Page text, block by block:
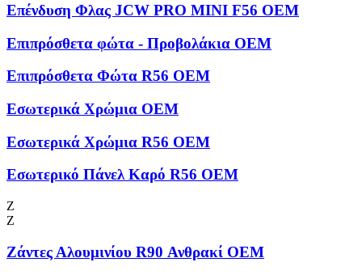
Επένδυση Φλας JCW PRO MINI F56 OEM
Επιπρόσθετα φώτα - Προβολάκια OEM
Επιπρόσθετα Φώτα R56 OEM
Εσωτερικά Χρώμια OEM
Εσωτερικά Χρώμια R56 OEM
Εσωτερικό Πάνελ Καρό R56 OEM
Ζ
Ζ
Ζάντες Αλουμινίου R90 Ανθρακί OEM